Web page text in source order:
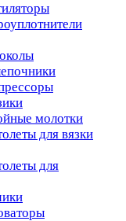
молотки
для вязки
для